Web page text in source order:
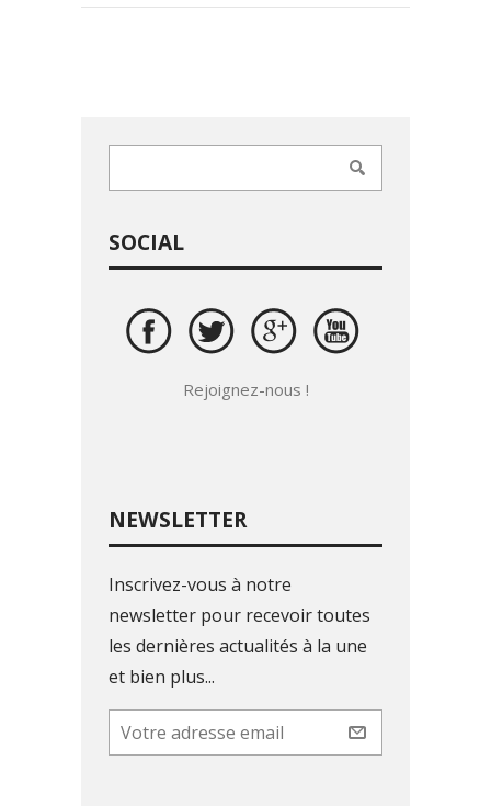
SOCIAL
Rejoignez-nous !
NEWSLETTER
Inscrivez-vous à notre
newsletter pour recevoir toutes
les dernières actualités à la une
et bien plus...